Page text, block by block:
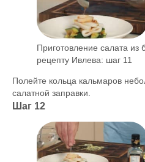
Приготовление салата из
рецепту Ивлева: шаг 11
Полейте кольца кальмаров
салатной заправки.
Шаг 12